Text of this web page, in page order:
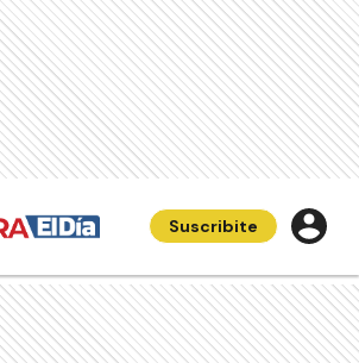
Suscribite